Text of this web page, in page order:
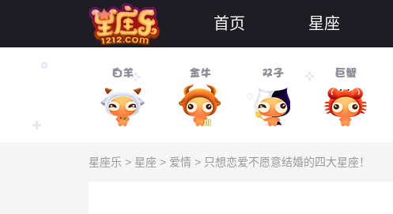
首页 星座
星座乐 > 星座 > 爱情 > 只想恋爱不愿意结婚的四大星座！